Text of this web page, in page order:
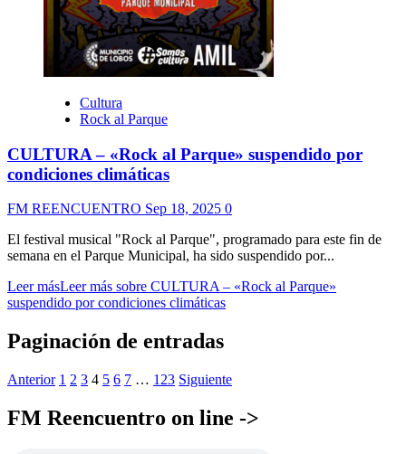
Cultura
Rock al Parque
CULTURA – «Rock al Parque» suspendido por
condiciones climáticas
FM REENCUENTRO Sep 18, 2025 0
El festival musical "Rock al Parque", programado para este fin de
semana en el Parque Municipal, ha sido suspendido por...
Leer másLeer más sobre CULTURA – «Rock al Parque»
suspendido por condiciones climáticas
Paginación de entradas
Anterior 1 2 3 4 5 6 7 … 123 Siguiente
FM Reencuentro on line ->